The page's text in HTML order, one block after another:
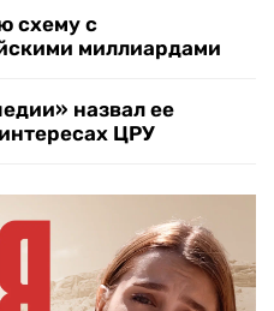
схему с
миллиардами
назвал ее
ЦРУ